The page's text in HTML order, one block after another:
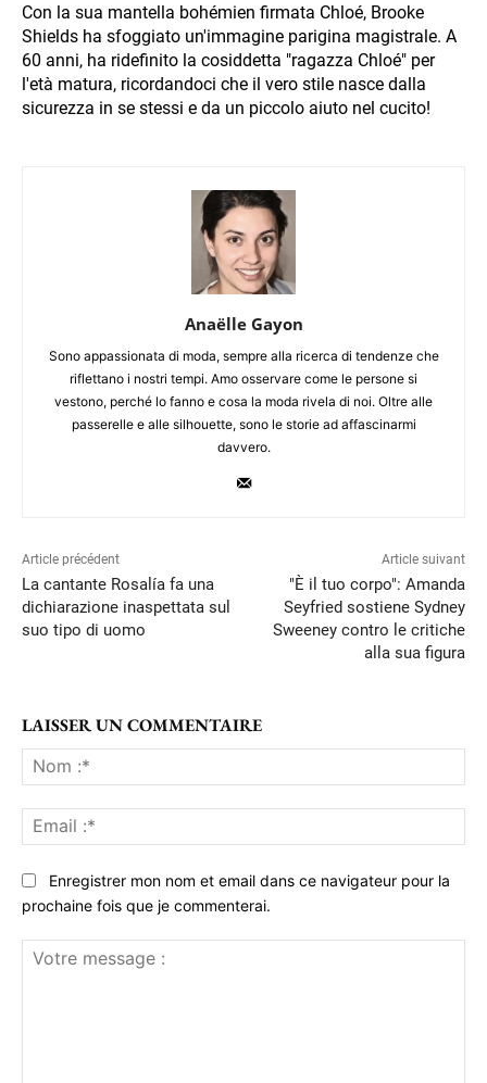
Con la sua mantella bohémien firmata Chloé, Brooke
Shields ha sfoggiato un'immagine parigina magistrale. A
60 anni, ha ridefinito la cosiddetta "ragazza Chloé" per
l'età matura, ricordandoci che il vero stile nasce dalla
sicurezza in se stessi e da un piccolo aiuto nel cucito!
Anaëlle Gayon
Sono appassionata di moda, sempre alla ricerca di tendenze che
riflettano i nostri tempi. Amo osservare come le persone si
vestono, perché lo fanno e cosa la moda rivela di noi. Oltre alle
passerelle e alle silhouette, sono le storie ad affascinarmi
davvero.
Article précédent
La cantante Rosalía fa una
dichiarazione inaspettata sul
suo tipo di uomo
Article suivant
"È il tuo corpo": Amanda
Seyfried sostiene Sydney
Sweeney contro le critiche
alla sua figura
LAISSER UN COMMENTAIRE
:*
:*
Enregistrer mon nom et email dans ce navigateur pour la
prochaine fois que je commenterai.